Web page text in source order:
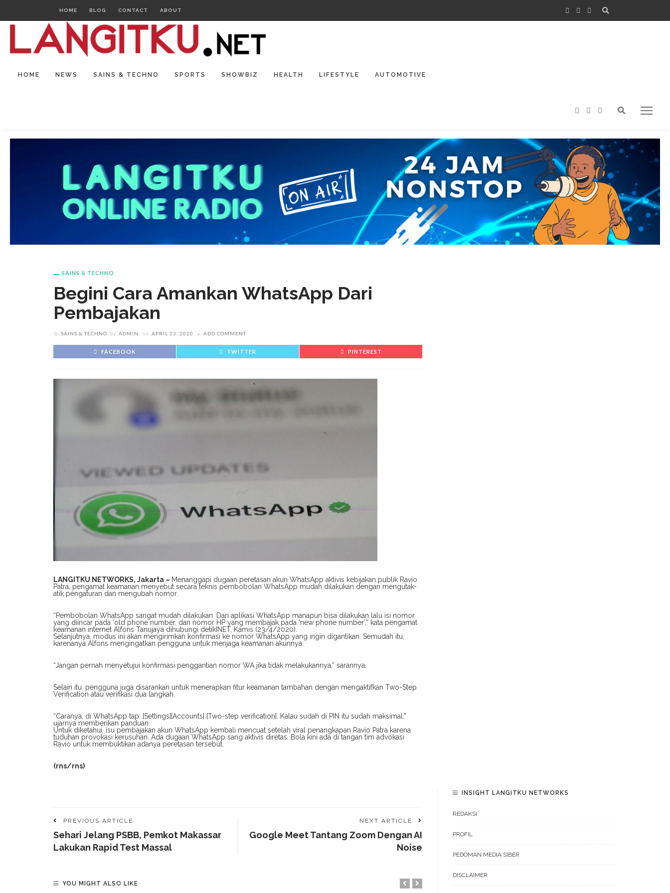
HOME BLOG CONTACT ABOUT
HOME NEWS SAINS & TECHNO SPORTS SHOWBIZ HEALTH LIFESTYLE AUTOMOTIVE
SAINS & TECHNO
Begini Cara Amankan WhatsApp Dari
Pembajakan
SAINS & TECHNO by ADMIN on APRIL 23, 2020 ADD COMMENT
FACEBOOK TWITTER PINTEREST
LANGITKU NETWORKS, Jakarta – Menanggapi dugaan peretasan akun WhatsApp aktivis kebijakan publik Ravio
Patra, pengamat keamanan menyebut secara teknis pembobolan WhatsApp mudah dilakukan dengan mengutak-
atik pengaturan dan mengubah nomor.
“Pembobolan WhatsApp sangat mudah dilakukan. Dari aplikasi WhatsApp manapun bisa dilakukan lalu isi nomor
yang diincar pada ‘old phone number, dan nomor HP yang membajak pada ‘new phone number’,” kata pengamat
keamanan internet Alfons Tanujaya dihubungi detikINET, Kamis (23/4/2020).
Selanjutnya, modus ini akan mengirimkan konfirmasi ke nomor WhatsApp yang ingin digantikan. Semudah itu,
karenanya Alfons mengingatkan pengguna untuk menjaga keamanan akunnya.
“Jangan pernah menyetujui konfirmasi penggantian nomor WA jika tidak melakukannya,” sarannya.
Selain itu, pengguna juga disarankan untuk menerapkan fitur keamanan tambahan dengan mengaktifkan Two-Step
Verification atau verifikasi dua langkah.
“Caranya, di WhatsApp tap: [Settings][Accounts] [Two-step verification]. Kalau sudah di PIN itu sudah maksimal,”
ujarnya memberikan panduan.
Untuk diketahui, isu pembajakan akun WhatsApp kembali mencuat setelah viral penangkapan Ravio Patra karena
tuduhan provokasi kerusuhan. Ada dugaan WhatsApp sang aktivis diretas. Bola kini ada di tangan tim advokasi
Ravio untuk membuktikan adanya peretasan tersebut.
(rns/rns)
PREVIOUS ARTICLE
Sehari Jelang PSBB, Pemkot Makassar
Lakukan Rapid Test Massal
NEXT ARTICLE
Google Meet Tantang Zoom Dengan AI
Noise
YOU MIGHT ALSO LIKE
INSIGHT LANGITKU NETWORKS
REDAKSI
PROFIL
PEDOMAN MEDIA SIBER
DISCLAIMER